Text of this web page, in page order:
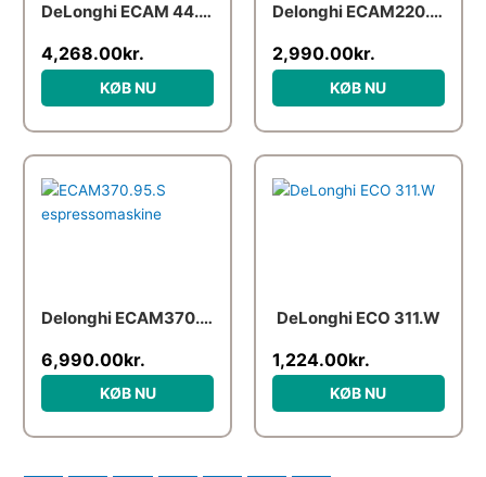
DeLonghi ECAM 44.660.B Espresso
4,268.00kr.
KØB NU
Delonghi ECAM220.50.BG Magnifica Start kaffemaskine, beige
2,990.00kr.
KØB NU
Delonghi ECAM370.95.S espressomaskine
6,990.00kr.
KØB NU
DeLonghi ECO 311.W
1,224.00kr.
KØB NU